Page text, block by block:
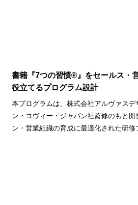
書籍『7つの習慣®』をセールス・
役立てるプログラム設計
本プログラムは、株式会社アルヴァスデ
ン・コヴィー・ジャパン社監修のもと開
ン・営業組織の育成に最適化された研修